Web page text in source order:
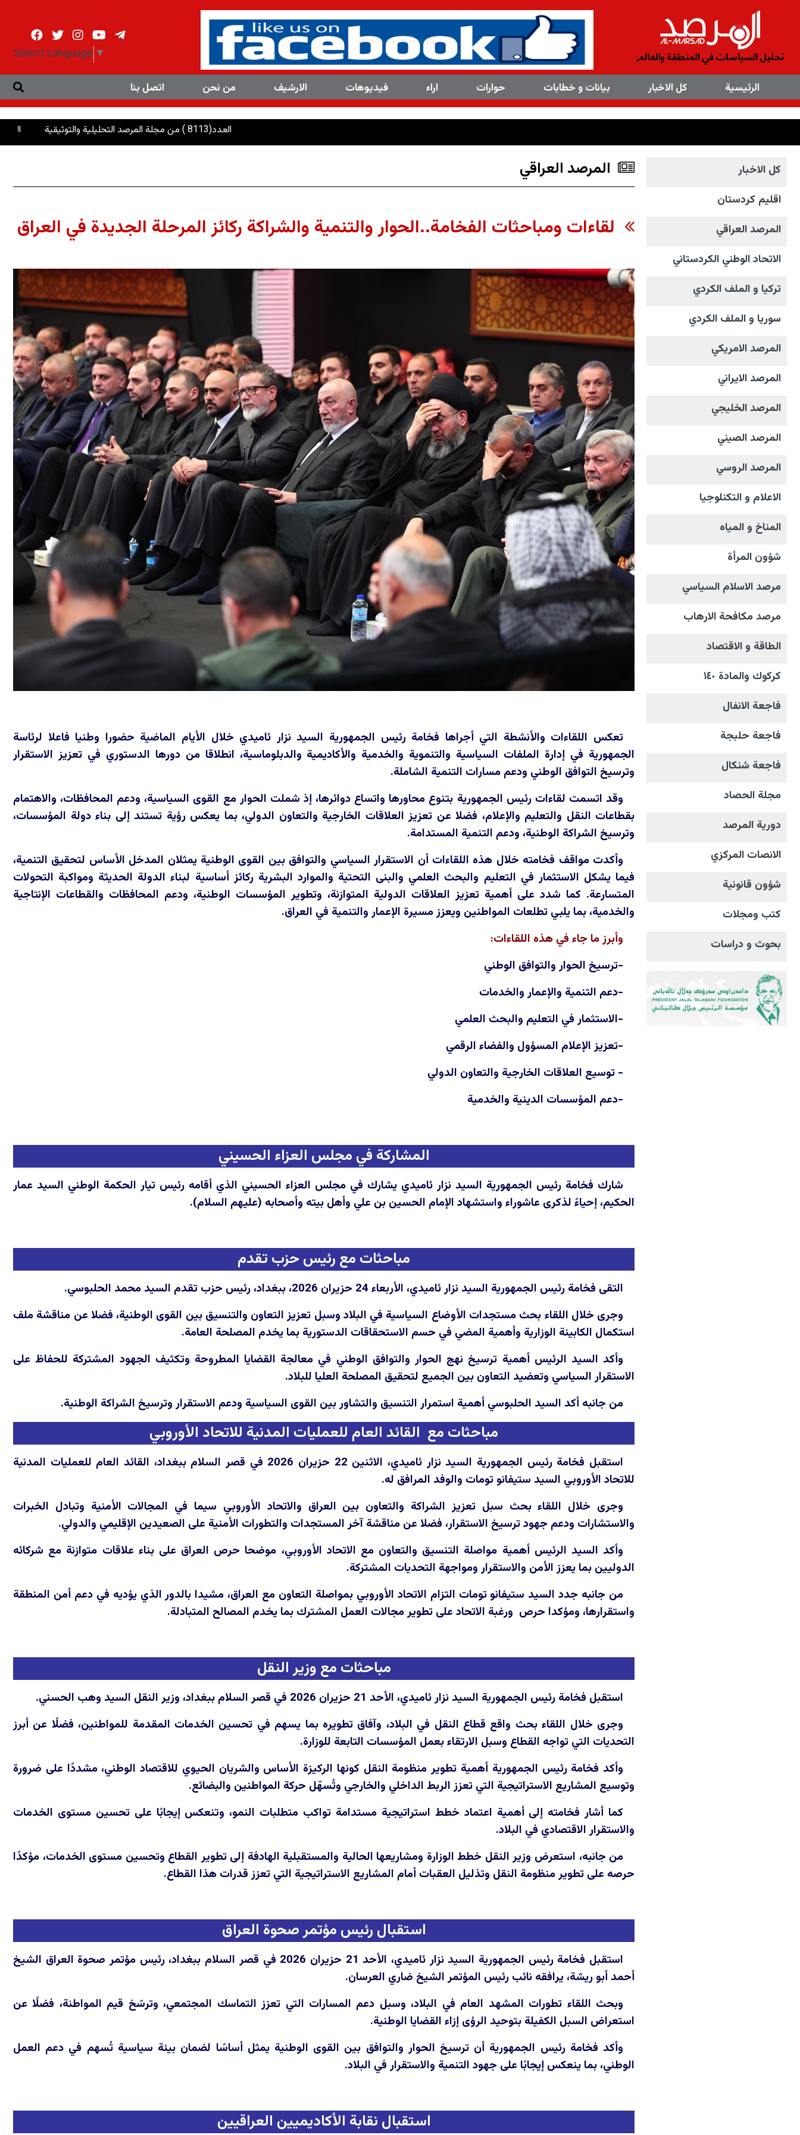
Select Language ▼
الرئیسیة کل الاخبار بیانات و خطابات حوارات اراء فیدیوهات الارشیف من نحن اتصل بنا
×
الرئاسات: إنصاف
کل الاخبار
اقليم كردستان
المرصد العراقي
الاتحاد الوطني الکردستاني
تركيا و الملف الکردي
سوريا و الملف الکردي
المرصد الامریکي
المرصد الايراني
المرصد الخليجي
المرصد الصيني
المرصد الروسي
الاعلام و التکنلوجیا
المناخ و المیاه
شؤون المرأة
مرصد الاسلام السياسي
مرصد مكافحة الارهاب
الطاقة و الاقتصاد
كركوك والمادة ١٤٠
فاجعة الانفال
فاجعة حلبجة
فاجعة شنكال
مجلة الحصاد
دورية المرصد
الانصات المرکزي
شؤون قانونية
كتب ومجلات
بحوث و دراسات
المرصد العراقي
لقاءات ومباحثات الفخامة..الحوار والتنمية والشراكة ركائز المرحلة الجديدة في العراق
تعكس اللقاءات والأنشطة التي أجراها فخامة رئيس الجمهورية السيد نزار ئاميدي خلال الأيام الماضية حضورا وطنيا فاعلا لرئاسة
الجمهورية في إدارة الملفات السياسية والتنموية والخدمية والأكاديمية والدبلوماسية، انطلاقا من دورها الدستوري في تعزيز الاستقرار
وترسيخ التوافق الوطني ودعم مسارات التنمية الشاملة.
وقد اتسمت لقاءات رئيس الجمهورية بتنوع محاورها واتساع دوائرها، إذ شملت الحوار مع القوى السياسية، ودعم المحافظات، والاهتمام
بقطاعات النقل والتعليم والإعلام، فضلا عن تعزيز العلاقات الخارجية والتعاون الدولي، بما يعكس رؤية تستند إلى بناء دولة المؤسسات،
وترسيخ الشراكة الوطنية، ودعم التنمية المستدامة.
وأكدت مواقف فخامته خلال هذه اللقاءات أن الاستقرار السياسي والتوافق بين القوى الوطنية يمثلان المدخل الأساس لتحقيق التنمية،
فيما يشكل الاستثمار في التعليم والبحث العلمي والبنى التحتية والموارد البشرية ركائز أساسية لبناء الدولة الحديثة ومواكبة التحولات
المتسارعة. كما شدد على أهمية تعزيز العلاقات الدولية المتوازنة، وتطوير المؤسسات الوطنية، ودعم المحافظات والقطاعات الإنتاجية
والخدمية، بما يلبي تطلعات المواطنين ويعزز مسيرة الإعمار والتنمية في العراق.
وأبرز ما جاء في هذه اللقاءات:
-ترسيخ الحوار والتوافق الوطني
-دعم التنمية والإعمار والخدمات
-الاستثمار في التعليم والبحث العلمي
-تعزيز الإعلام المسؤول والفضاء الرقمي
- توسيع العلاقات الخارجية والتعاون الدولي
-دعم المؤسسات الدينية والخدمية
المشاركة في مجلس العزاء الحسيني
شارك فخامة رئيس الجمهورية السيد نزار ئاميدي يشارك في مجلس العزاء الحسيني الذي أقامه رئيس تيار الحكمة الوطني السيد عمار
الحكيم، إحياءً لذكرى عاشوراء واستشهاد الإمام الحسين بن علي وأهل بيته وأصحابه (عليهم السلام).
مباحثات مع رئيس حزب تقدم
التقى فخامة رئيس الجمهورية السيد نزار ئاميدي، الأربعاء 24 حزيران 2026، ببغداد، رئيس حزب تقدم السيد محمد الحلبوسي.
وجرى خلال اللقاء بحث مستجدات الأوضاع السياسية في البلاد وسبل تعزيز التعاون والتنسيق بين القوى الوطنية، فضلا عن مناقشة ملف
استكمال الكابينة الوزارية وأهمية المضي في حسم الاستحقاقات الدستورية بما يخدم المصلحة العامة.
وأكد السيد الرئيس أهمية ترسيخ نهج الحوار والتوافق الوطني في معالجة القضايا المطروحة وتكثيف الجهود المشتركة للحفاظ على
الاستقرار السياسي وتعضيد التعاون بين الجميع لتحقيق المصلحة العليا للبلاد.
من جانبه أكد السيد الحلبوسي أهمية استمرار التنسيق والتشاور بين القوى السياسية ودعم الاستقرار وترسيخ الشراكة الوطنية.
مباحثات مع القائد العام للعمليات المدنية للاتحاد الأوروبي
استقبل فخامة رئيس الجمهورية السيد نزار ئاميدي، الاثنين 22 حزيران 2026 في قصر السلام ببغداد، القائد العام للعمليات المدنية
للاتحاد الأوروبي السيد ستيفانو تومات والوفد المرافق له.
وجرى خلال اللقاء بحث سبل تعزيز الشراكة والتعاون بين العراق والاتحاد الأوروبي سيما في المجالات الأمنية وتبادل الخبرات
والاستشارات ودعم جهود ترسيخ الاستقرار، فضلا عن مناقشة آخر المستجدات والتطورات الأمنية على الصعيدين الإقليمي والدولي.
وأكد السيد الرئيس أهمية مواصلة التنسيق والتعاون مع الاتحاد الأوروبي، موضحا حرص العراق على بناء علاقات متوازنة مع شركائه
الدوليين بما يعزز الأمن والاستقرار ومواجهة التحديات المشتركة.
من جانبه جدد السيد ستيفانو تومات التزام الاتحاد الأوروبي بمواصلة التعاون مع العراق، مشيدا بالدور الذي يؤديه في دعم أمن المنطقة
واستقرارها، ومؤكدا حرص ورغبة الاتحاد على تطوير مجالات العمل المشترك بما يخدم المصالح المتبادلة.
مباحثات مع وزير النقل
استقبل فخامة رئيس الجمهورية السيد نزار ئاميدي، الأحد 21 حزيران 2026 في قصر السلام ببغداد، وزير النقل السيد وهب الحسني.
وجرى خلال اللقاء بحث واقع قطاع النقل في البلاد، وآفاق تطويره بما يسهم في تحسين الخدمات المقدمة للمواطنين، فضلًا عن أبرز
التحديات التي تواجه القطاع وسبل الارتقاء بعمل المؤسسات التابعة للوزارة.
وأكد فخامة رئيس الجمهورية أهمية تطوير منظومة النقل كونها الركيزة الأساس والشريان الحيوي للاقتصاد الوطني، مشددًا على ضرورة
وتوسيع المشاريع الاستراتيجية التي تعزز الربط الداخلي والخارجي وتُسهّل حركة المواطنين والبضائع.
كما أشار فخامته إلى أهمية اعتماد خطط استراتيجية مستدامة تواكب متطلبات النمو، وتنعكس إيجابًا على تحسين مستوى الخدمات
والاستقرار الاقتصادي في البلاد.
من جانبه، استعرض وزير النقل خطط الوزارة ومشاريعها الحالية والمستقبلية الهادفة إلى تطوير القطاع وتحسين مستوى الخدمات، مؤكدًا
حرصه على تطوير منظومة النقل وتذليل العقبات أمام المشاريع الاستراتيجية التي تعزز قدرات هذا القطاع.
استقبال رئيس مؤتمر صحوة العراق
استقبل فخامة رئيس الجمهورية السيد نزار ئاميدي، الأحد 21 حزيران 2026 في قصر السلام ببغداد، رئيس مؤتمر صحوة العراق الشيخ
أحمد أبو ريشة، يرافقه نائب رئيس المؤتمر الشيخ ضاري العرسان.
وبحث اللقاء تطورات المشهد العام في البلاد، وسبل دعم المسارات التي تعزز التماسك المجتمعي، وترسّخ قيم المواطنة، فضلًا عن
استعراض السبل الكفيلة بتوحيد الرؤى إزاء القضايا الوطنية.
وأكد فخامة رئيس الجمهورية أن ترسيخ الحوار والتوافق بين القوى الوطنية يمثل أساسًا لضمان بيئة سياسية تُسهم في دعم العمل
الوطني، بما ينعكس إيجابًا على جهود التنمية والاستقرار في البلاد.
استقبال نقابة الأكاديميين العراقيين